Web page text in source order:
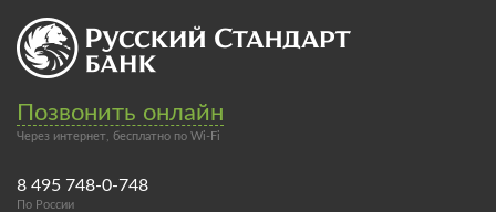
Позвонить онлайн
Через интернет, бесплатно по Wi-Fi
8 495 748-0-748
По России